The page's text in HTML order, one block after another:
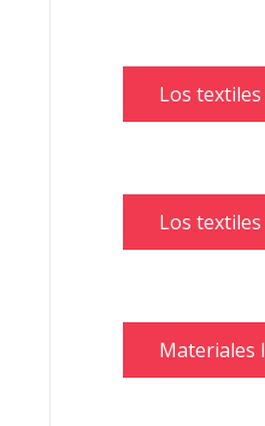
Los
Los
Materiales